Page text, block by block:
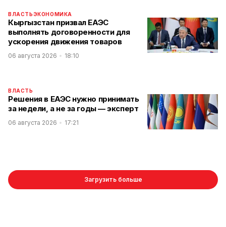
ВЛАСТЬЭКОНОМИКА
Кыргызстан призвал ЕАЭС
выполнять договоренности для
ускорения движения товаров
06 августа 2026 18:10
ВЛАСТЬ
Решения в ЕАЭС нужно принимать
за недели, а не за годы — эксперт
06 августа 2026 17:21
Загрузить больше